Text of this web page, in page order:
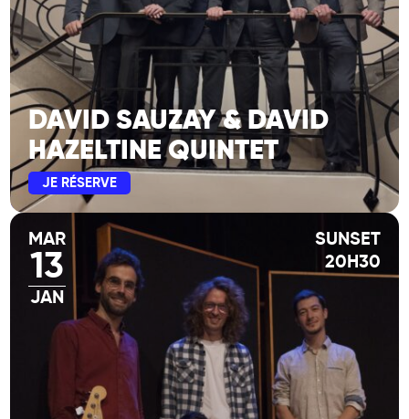
DAVID SAUZAY & DAVID
HAZELTINE QUINTET
JE RÉSERVE
MAR
13
JAN
SUNSET
20H30